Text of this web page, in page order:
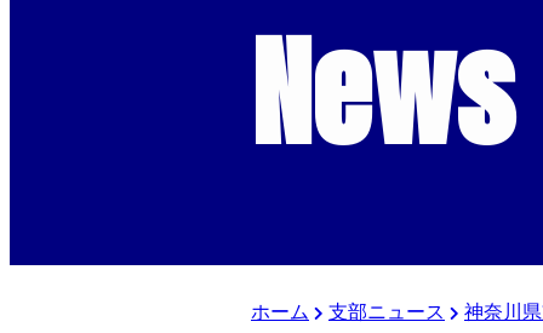
News
ホーム 支部ニュース 神奈川